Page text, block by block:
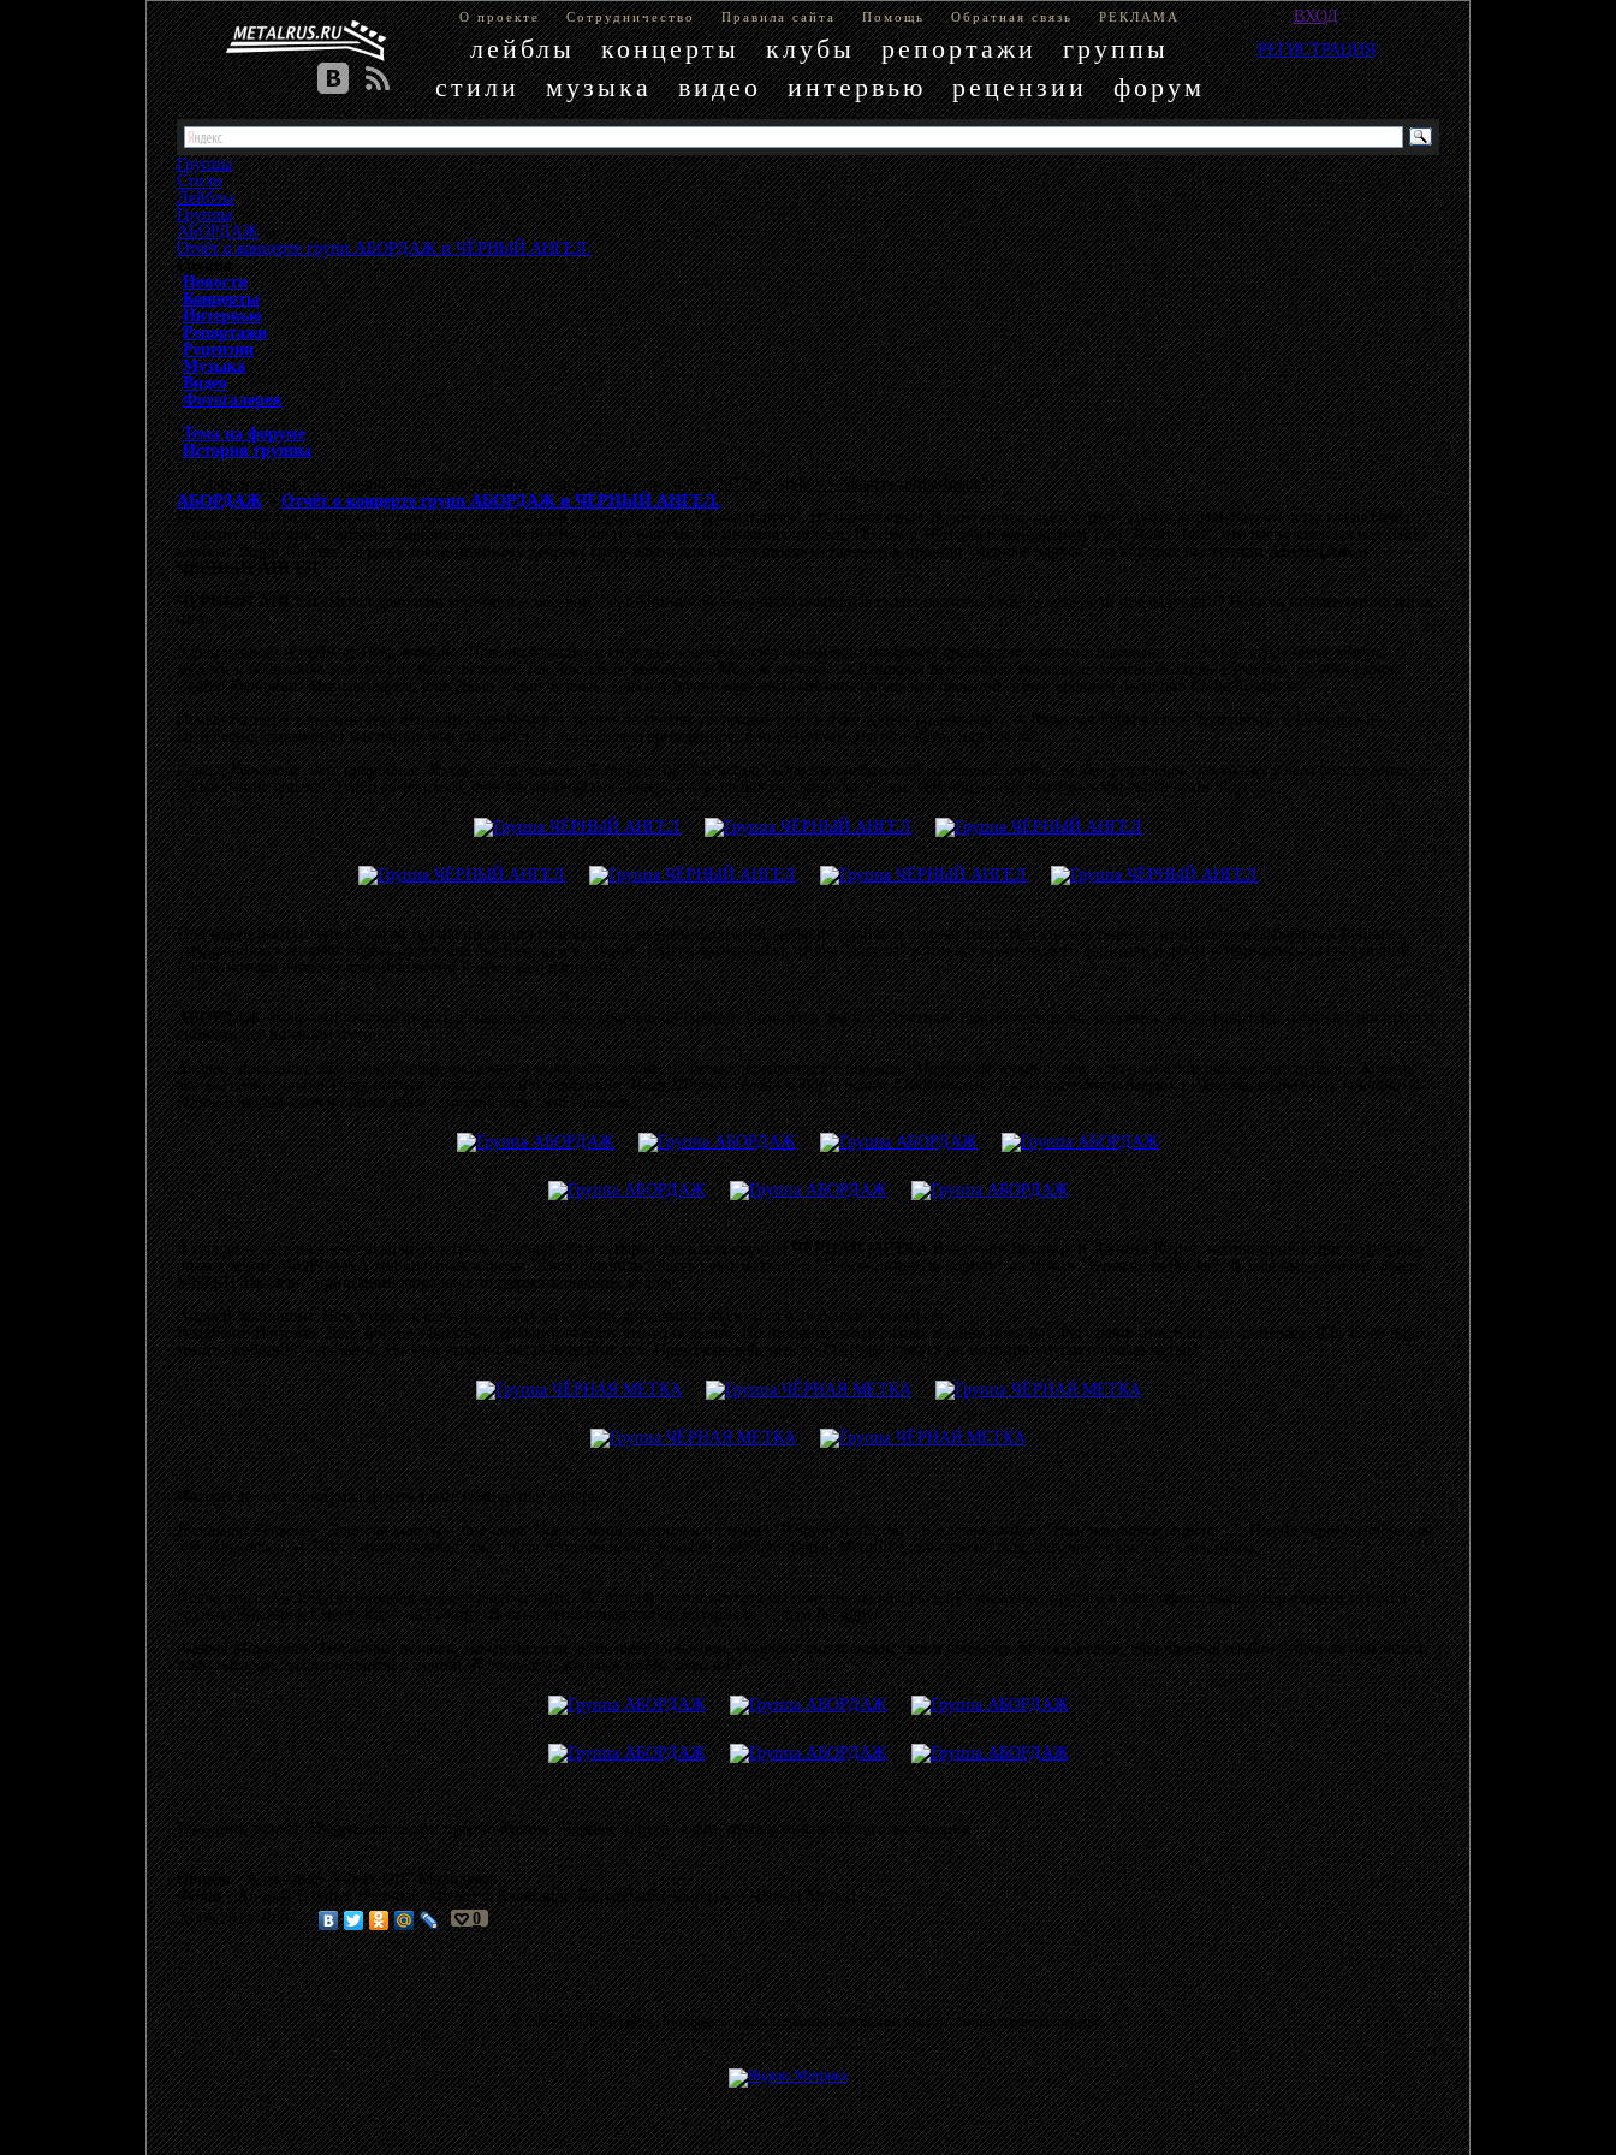
О проекте Сотрудничество Правила сайта Помощь Обратная связь РЕКЛАМА
лейблы концерты клубы репортажи
группы
стили
музыка видео интервью рецензии форум
ВХОД
РЕГИСТРАЦИЯ
Группы
Стили
Лейблы
Группы»
АБОРДАЖ»
Отчёт о концерте групп АБОРДАЖ и ЧЁРНЫЙ АНГЕЛ.
Группа
Новости
Концерты
Интервью
Репортажи
Рецензии
Музыка
Видео
Фотогалерея
Тема на форуме
История группы
{"data-ad-client" => "ca-pub-9508229605968406", "data-ad-slot" => "4397029779", :style => "display:inline-block"}
АБОРДАЖ>Отчёт о концерте групп АБОРДАЖ и ЧЁРНЫЙ АНГЕЛ.
Июнь – пора традиционного праздника выпускников питерских школ "Алые паруса". На набережных звучит попса, льётся пиво, грохочат фейерверки, а по глади Невы
скользит парусник. Умильно, карамельно и совершенно не по нашему, не по-металлистски. Поэтому 18 июня в концертном зале "Route-148", что расположился над байк-
клубом "Night Hunters", в пику традиционному действу специально для выпускников-металлистов прошли "Чёрные паруса", на которых выступилиАБОРДАЖи
ЧЁРНЫЙ АНГЕЛ.
ЧЁРНЫЙ АНГЕЛсыграл довольно короткий – часовой – сет. Причиной тому была очередная смена басиста. Стоп, а куда дели предыдущего? Неужто променяли на ящик
пива?
Юрий Егоров: (смеётся) Нет, конечно. Просто Михаилу с каждым новым выступлением наш материал нравился всё меньше и меньше. Он до нас играл более лёгкую
музыку, и исполнять металл ему было тяжело. Так что после концерта в Москве он ушёл. А Дмитрия Куприянова мы нашли, можно сказать, случайно, по объявлению.
Сергей Курнакин: Мы чувствуем, что Дима – наш человек. С ним в группу вернулось забытое ощущение большой семьи, которое было при Саше Козарезе.
Новый басист в середине сета исполнил развёрнутое, хотя и не совсем уверенное соло в духе Алика Грановского. А Вячеслав Зубков спел "Symphony of Destruction".
Интересно, фирменная мастейновская гнусавость – это у Славы врождённое, или результат долгой работы над собой?
Сергей Курнакин: Это природное. Когда мы разучивали "Symphony of Destruction" Юра взял небольшой вокальный отпуск на две репетиции, поскольку у него болело горло, а
Слава решил попеть. Тут и выяснилось, что мастейновская манера в нём сидит от природы. Слава, кстати, очень неплохо поёт ещё и вещи Slayer…
Под конец выступления Сергей Курнакин решил оторваться и загнать коллектив, добавив драйва и подняв темп. Над сценой повеяло призраком незабвенных Ramones,
умудрявшихся живьём играть раза в два быстрее, чем в студии. Теперь хотелось бы, чтобы "ангелы" в том же темпе за лето дописали альбом и принялись за следующий.
Благо, четыре изрядно длинные песни к нему уже написаны.
АБОРДАЖбыло непривычно видеть в маленьком зале с крошечной сценой. Помнится, им и в "Арктике" бывает тесновато, особенно когда фронтмен начинает носиться и
сшибать всё на своём пути.
Андрей Машошин: Мы хотим поиграть летом в маленьких клубах, а осенью перебраться в большие. Маленькие хороши тем, что в каждом районе своя публика. К тому
же мы сейчас опять сыгрываемся – у нас новый барабанщик. Иван Ширяев сделал выбор в пользу Севастополя: у него там дом и девушка. Это уважительная причина. А
Игорь Бородин взят на постоянку: ему ещё пять лет учиться.
В середине сета на сцену вышли участники распавшейся четыре года назад группыЧЁРНАЯ МЕТКАВладимир Ветюков и Даниил Кузин, исполнившие при поддержке
ритм-секции АБОРДАЖА два шкодных кавера: "Enter Sandman / Здесь куют металл" и "Пластилиновую ворону" на мотив "Whiskey in the Jar". В зале был замечен лидер
МЕТКИ Зак Эсви, пришдший морально поддержать бывших коллег.
Андрей Машошин: Нам хотелось выйти на сцену со своими друзьями и окунуться в ту былую атмосферу.
Владимир Ветюков: Даст Бог, из таких выступлений выйдет что-то большее. Но никаких специальных планов пока нет. Регулярно никто из нас не играет. Для этого надо
много свободного времени. Но я не утратил металлический дух. Приезжаю работать во Вьетнам, сажусь на мотоцикл и там слушаю металл.
Интересно, кто придумал делать такие смешанные каверы?
Владимир Ветюков: Эти два кавера – моя идея. После одной вечеринки я слушал "Whiskey in the Jar", а в голове гудело "Нам помнится, вороне…". И года через полтора мы
это воплотили. А "Здесь куют металл" мы стали исполнять ещё раньше – ребята играли Metallica, а я слов не знал, так что пришлось петь Арию.
После этого АБОРДАЖ продолжил своё выступление. Во второй половине сета бы исполнены каверы на Evanescence, причём к микрофону вышла барабанная техница
группы Виктория Смертина, и на Prodigy. Весьма необычный выбор материала. С чего бы вдруг?
Андрей Машошин: Мы хотим понять, каким должен быть третий альбом. Поэтому ищем стиль, ищем ритмику. Мне кажется, что третий альбом будет где-то между
хэви, пауэром, альтернативой и глэмом. К тому же, хочется из Ми уйти в Ре…
Праздник удался. Уверен, что люди, предпочёвшие "Чёрные паруса" алым, придерживаются того же мнения.
Отчёт- Александр "Alexx-Off" Молодяков;
Фото- Андрей Елушев (Чёрный Ангел) и Александр Валуйский (Абордаж и Чёрная Метка);
25.06.2011 20:07
0
© 2003 - 2026 MetalRus. Материалы сайта защищены авторским правом. Копирование запрещено.